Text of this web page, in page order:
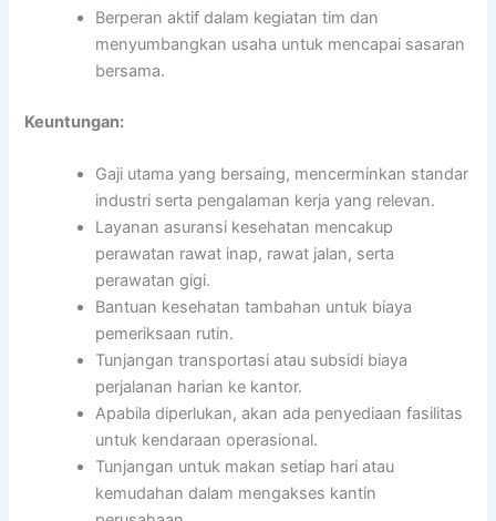
Berperan aktif dalam kegiatan tim dan
menyumbangkan usaha untuk mencapai sasaran
bersama.
Keuntungan:
Gaji utama yang bersaing, mencerminkan standar
industri serta pengalaman kerja yang relevan.
Layanan asuransi kesehatan mencakup
perawatan rawat inap, rawat jalan, serta
perawatan gigi.
Bantuan kesehatan tambahan untuk biaya
pemeriksaan rutin.
Tunjangan transportasi atau subsidi biaya
perjalanan harian ke kantor.
Apabila diperlukan, akan ada penyediaan fasilitas
untuk kendaraan operasional.
Tunjangan untuk makan setiap hari atau
kemudahan dalam mengakses kantin